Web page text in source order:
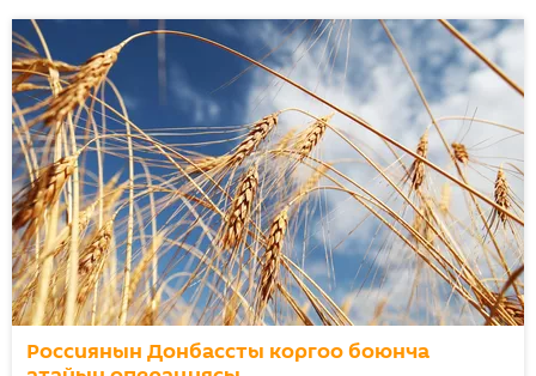
Россиянын Донбассты коргоо боюнча